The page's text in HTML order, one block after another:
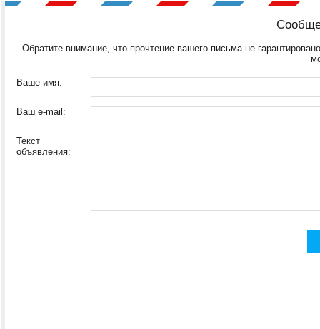
Обратите внимание, что прочтение вашего письма не
Ваше имя:
Ваш e-mail:
Текст
объявления: